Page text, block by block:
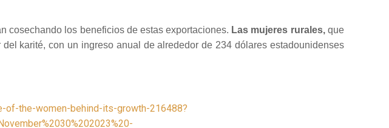
cosechando los beneficios de estas exportaciones. Las mujeres rurales,que
karité, con un ingreso anual de alrededor de 234 dólares estadounidenses
of-the-women-behind-its-growth-216488?